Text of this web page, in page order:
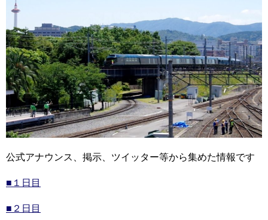
公式アナウンス、掲示、ツイッター等から集めた情報です
■１日目
■２日目